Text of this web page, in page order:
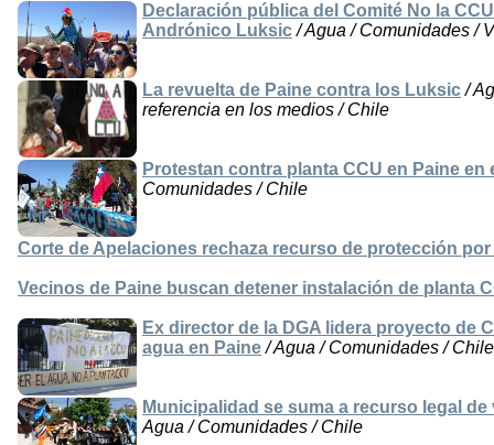
Declaración pública del Comité No la
Andrónico Luksic/ Agua / Comunidades /
La revuelta de Paine contra los Luksic/
referencia en los medios / Chile
Protestan contra planta CCU en Paine en
Comunidades / Chile
Corte de Apelaciones rechaza recurso de protección
Vecinos de Paine buscan detener instalación de planta
Ex director de la DGA lidera proyecto de
agua en Paine/ Agua / Comunidades / Chile
Municipalidad se suma a recurso legal
Agua / Comunidades / Chile